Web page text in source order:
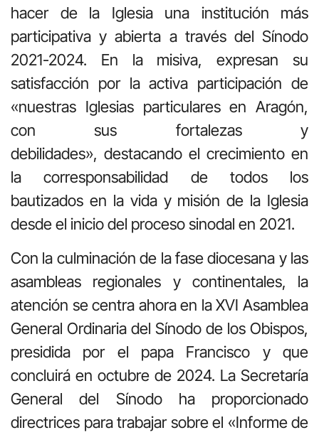
hacer de la Iglesia una institución más
participativa y abierta a través del Sínodo
2021-2024. En la misiva, expresan su
satisfacción por la activa participación de
«nuestras Iglesias particulares en Aragón,
con sus fortalezas y
debilidades», destacando el crecimiento en
la corresponsabilidad de todos los
bautizados en la vida y misión de la Iglesia
desde el inicio del proceso sinodal en 2021.
Con la culminación de la fase diocesana y las
asambleas regionales y continentales, la
atención se centra ahora en la XVI Asamblea
General Ordinaria del Sínodo de los Obispos,
presidida por el papa Francisco y que
concluirá en octubre de 2024. La Secretaría
General del Sínodo ha proporcionado
directrices para trabajar sobre el «Informe de